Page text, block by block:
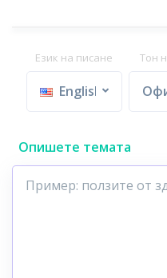
Език на писане
English
Тон
Опишете темата